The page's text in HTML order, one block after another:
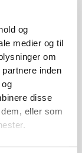
og
medier og til
om
inden
disse
eller som
/ 3